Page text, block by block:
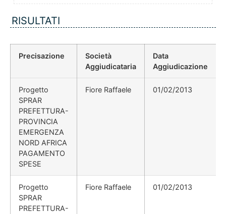
RISULTATI
Precisazione
Società
Aggiudicataria
Data
Aggiudicazione
Progetto
SPRAR
PREFETTURA-
PROVINCIA
EMERGENZA
NORD AFRICA
PAGAMENTO
SPESE
Fiore Raffaele 01/02/2013
Progetto
SPRAR
PREFETTURA-
Fiore Raffaele 01/02/2013